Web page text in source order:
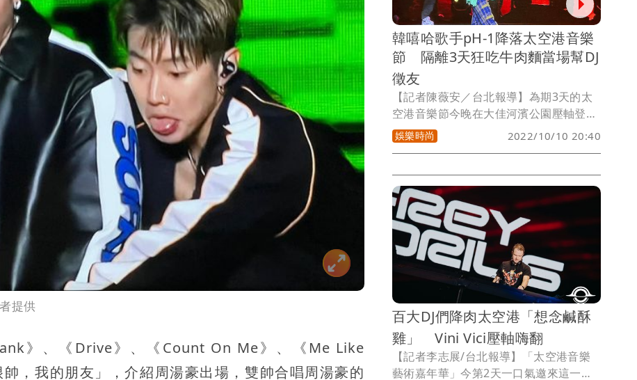
提供
》、《Drive》、《Count On Me》、《Me Like
，我的朋友」，介紹周湯豪出場，雙帥合唱周湯豪的
韓嘻哈歌手pH-1降落太空港音樂
節 隔離3天狂吃牛肉麵當場幫DJ
徵友
【記者陳薇安／台北報導】為期3天的太
空港音樂節今晚在大佳河濱公園壓軸登
場，擔任演出嘉賓的韓裔美籍新生代饒舌
歌手「pH-1朴俊元」結束「3+4」隔離防
全場2.3萬名粉絲瘋狂。他全程用英文打
招呼：「你好，台北！我是來自韓國的
pH-1，第一次來台灣。」
娛樂時尚 2022/10/10 20:40
百大DJ們降肉太空港「想念鹹酥
雞」 Vini Vici壓軸嗨翻
【記者李志展/台北報導】「太空港音樂
藝術嘉年華」今第2天一口氣邀來這一年